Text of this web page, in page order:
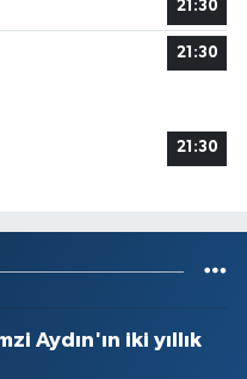
21:30
21:30
21:30
Aydın'ın iki yıllık